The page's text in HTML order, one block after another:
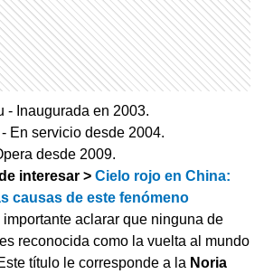
- Inaugurada en 2003.
En servicio desde 2004.
desde 2009.
interesar > Cielo rojo en China:
causas de este fenómeno
importante aclarar que ninguna de
reconocida como la vuelta al mundo
título le corresponde a la Noria